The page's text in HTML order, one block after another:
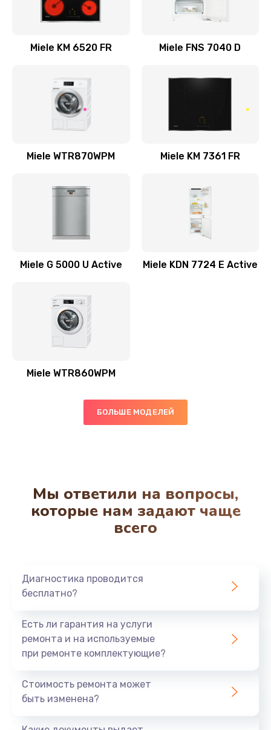
Miele KM 6520 FR Miele FNS 7040 D
Miele WTR870WPM Miele KM 7361 FR
Miele G 5000 U Active Miele KDN 7724 E Active
Miele WTR860WPM
БОЛЬШЕ МОДЕЛЕЙ
Мы ответили на вопросы,
которые нам задают чаще
всего
Диагностика проводится
бесплатно?
Есть ли гарантия на услуги
ремонта и на используемые
при ремонте комплектующие?
Стоимость ремонта может
быть изменена?